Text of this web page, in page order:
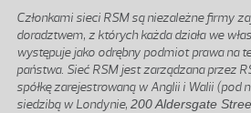
Członkami sieci RSM są niezależne firmy
doradztwem, z których każda działa we
występuje jako odrębny podmiot prawa na
państwa. Sieć RSM jest zarządzana przez
spółkę zarejestrowaną w Anglii i Walii (pod
siedzibą w Londynie, 200 Aldersgate